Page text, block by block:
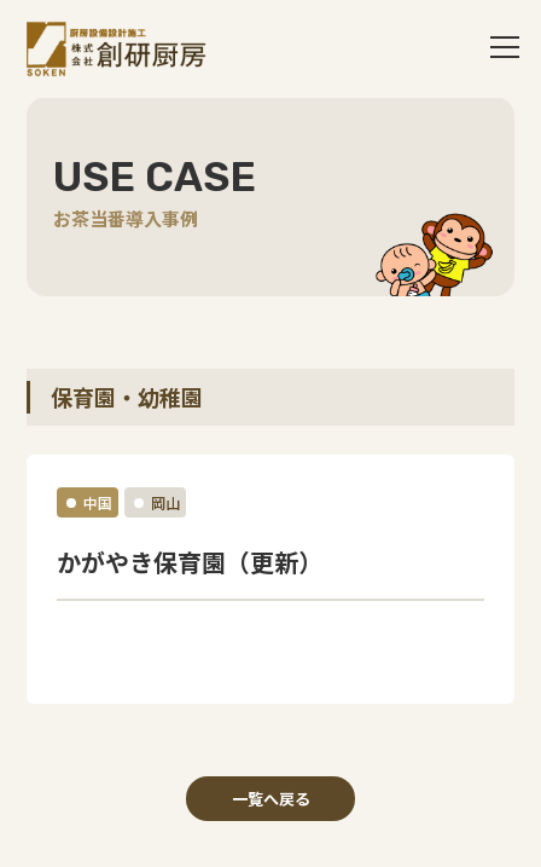
USE CASE
お茶当番導入事例
保育園・幼稚園
中国 岡山
かがやき保育園（更新）
一覧へ戻る